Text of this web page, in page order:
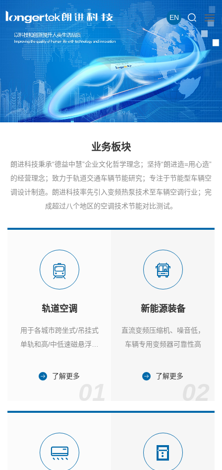
EN
业务板块
朗进科技秉承“德益中慧”企业文化哲学理念；坚持“朗进造=用心造”
的经营理念；致力于轨道交通车辆节能研究；专注于节能型车辆空
调设计制造。朗进科技率先引入变频热泵技术至车辆空调行业；完
成超过八个地区的空调技术节能对比测试。
轨道空调
用于各城市跨坐式/吊挂式
单轨和高/中低速磁悬浮列
了解更多
新能源装备
直流变频压缩机、噪音低，
车辆专用变频器可靠性高
了解更多